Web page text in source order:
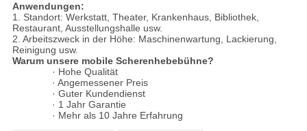
Anwendungen:
1. Standort: Werkstatt, Theater, Krankenhaus, Bibliothek,
Restaurant, Ausstellungshalle usw.
2. Arbeitszweck in der Höhe: Maschinenwartung, Lackierung,
Reinigung usw.
Warum unsere mobile Scherenhebebühne?
· Hohe Qualität
· Angemessener Preis
· Guter Kundendienst
· 1 Jahr Garantie
· Mehr als 10 Jahre Erfahrung